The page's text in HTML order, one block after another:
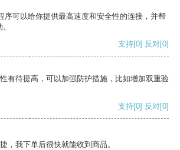
序可以给你提供最高速度和安全性的连接，并帮
支持[0] 反对[0]
有待提高，可以加强防护措施，比如增加双重验
支持[0] 反对[0]
，我下单后很快就能收到商品。